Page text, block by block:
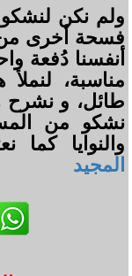
ولم نكن
فسحة أخرى من
أنفسنا دُفعة
مناسبة،
طائل، و نشرح
نشكو من
والنوايا كما
المجيد